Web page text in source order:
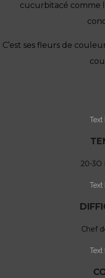
cucurbitacé comme
C’est ses fleurs de
Text
20-3O
Text
Chef
Text